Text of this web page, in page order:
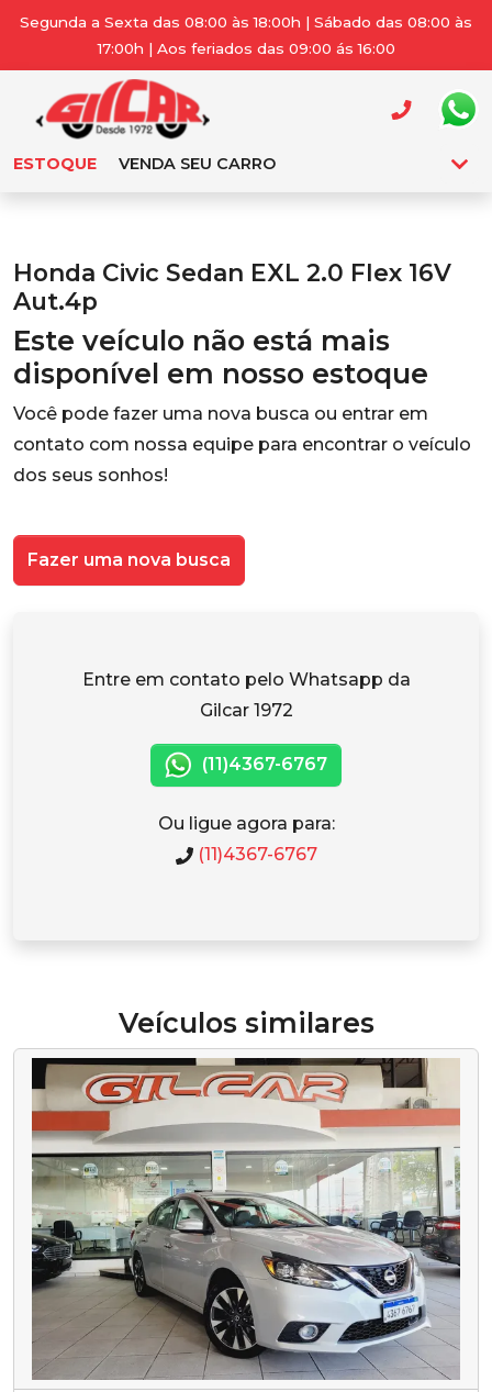
Segunda a Sexta das 08:00 às 18:00h | Sábado das 08:00 às
17:00h | Aos feriados das 09:00 ás 16:00
ESTOQUE VENDA SEU CARRO
Honda Civic Sedan EXL 2.0 Flex 16V
Aut.4p
Este veículo não está mais
disponível em nosso estoque
Você pode fazer uma nova busca ou entrar em
contato com nossa equipe para encontrar o veículo
dos seus sonhos!
Fazer uma nova busca
Entre em contato pelo Whatsapp da
Gilcar 1972
(11)4367-6767
Ou ligue agora para:
(11)4367-6767
Veículos similares